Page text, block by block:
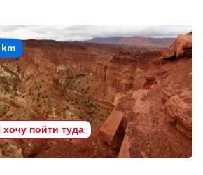
хочу пойти туда